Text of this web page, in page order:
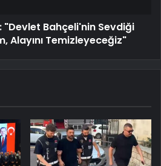
"Devlet Bahçeli'nin Sevdiği
Alayını Temizleyeceğiz"